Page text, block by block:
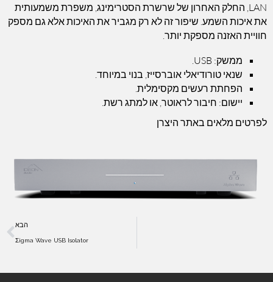
LAN, החלק האחרון של שרשרת הסטרימינג, משפרת משמעותית
את איכות השמע. שיפור זה לא רק מגביר את האיכות אלא גם מספק
חוויית האזנה מספקת יותר.
ממשק: USB.
שנאי טורודיאלי אוברסייז, בנוי במיוחד.
הפחתת רעשים מקסימלית.
יישום: חיבור לראוטר, או למתג רשת.
לפרטים מלאים באתר היצרן
הבא
Σigma Wave USB Isolator